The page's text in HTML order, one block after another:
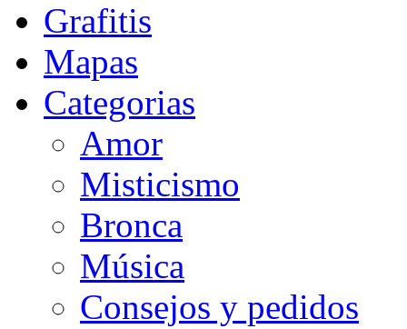
Grafitis
Mapas
Categorias
Amor
Misticismo
Bronca
Música
Consejos y pedidos